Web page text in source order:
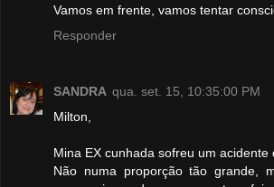
Vamos em frente, vamos tentar
Responder
SANDRA qua. set. 15, 10:35:00 PM
Milton,
Mina EX cunhada sofreu um acidente
Não numa proporção tão grande,